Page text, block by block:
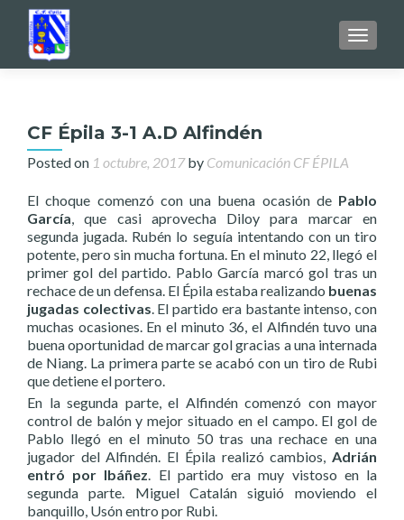
CF Épila 3-1 A.D Alfindén
Posted on 1 octubre, 2017by Comunicación CF ÉPILA
El choque comenzó con una buena ocasión de Pablo
García, que casi aprovecha Diloy para marcar en
segunda jugada. Rubén lo seguía intentando con un tiro
potente, pero sin mucha fortuna. En el minuto 22, llegó el
primer gol del partido. Pablo García marcó gol tras un
rechace de un defensa. El Épila estaba realizando buenas
jugadas colectivas. El partido era bastante intenso, con
muchas ocasiones. En el minuto 36, el Alfindén tuvo una
buena oportunidad de marcar gol gracias a una internada
de Niang. La primera parte se acabó con un tiro de Rubi
que detiene el portero.
En la segunda parte, el Alfindén comenzó con mayor
control de balón y mejor situado en el campo. El gol de
Pablo llegó en el minuto 50 tras una rechace en una
jugador del Alfindén. El Épila realizó cambios, Adrián
entró por Ibáñez. El partido era muy vistoso en la
segunda parte. Miguel Catalán siguió moviendo el
banquillo, Usón entro por Rubi.